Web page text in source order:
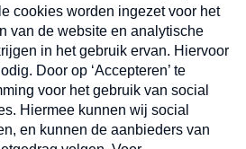
Verzend